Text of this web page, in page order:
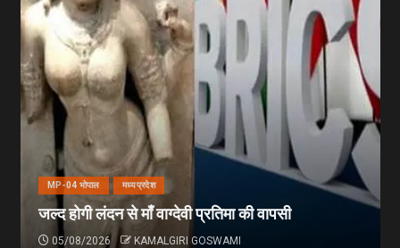
MP-04 भोपाल मध्यप्रदेश
जल्द होगी लंदन से माँ वाग्देवी प्रतिमा की वापसी
05/08/2026 KAMALGIRI GOSWAMI